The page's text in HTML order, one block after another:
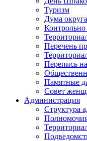
Туризм
Дума округа
Перечень
Перепись
Памятные
Совет
Администрация
Структура